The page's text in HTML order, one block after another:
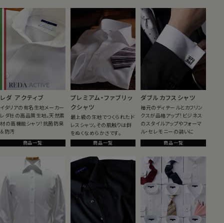
レダ アクティブ
イタリアの有名生地メーカー
レダ社の高品質生地。天然素
材の高機能シャツ！抗菌防臭
＆防汚
商品一覧
プレミアム・ファブリッ
クシャツ
最上級の生地でつくられたド
レスシャツ。その肌触りは群
をぬくなめらかさです。
商品一覧
ダブルカフスシャツ
袖元のディテールとカフリン
クスが品格アップ！ビジネス
のスタイルアップやフォーマ
ル・セレモニーの装いに
商品一覧